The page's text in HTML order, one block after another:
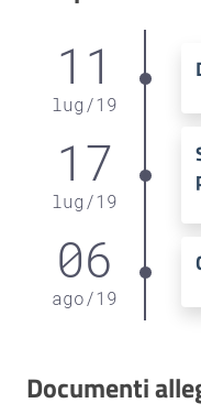
11
lug /19
17
lug /19
06
ago/19
Documenti